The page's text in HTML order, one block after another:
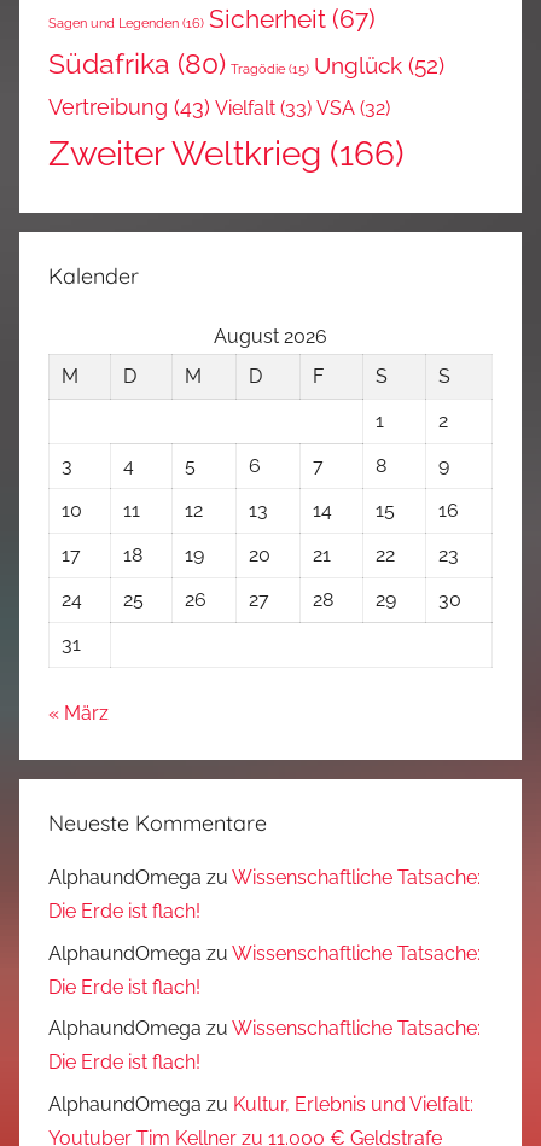
Sagen und Legenden (16) Sicherheit (67)
Südafrika (80) Tragödie (15) Unglück (52)
Vertreibung (43) Vielfalt (33) VSA (32)
Zweiter Weltkrieg (166)
Kalender
August 2026
M
D M D F S
S
1
2
3
4 5 6 7 8
9
10
11 12 13 14 15
16
17
18 19 20 21 22
23
24
25 26 27 28 29
30
31
« März
Neueste Kommentare
AlphaundOmega zu Wissenschaftliche Tatsache:
Die Erde ist flach!
AlphaundOmega zu Wissenschaftliche Tatsache:
Die Erde ist flach!
AlphaundOmega zu Wissenschaftliche Tatsache:
Die Erde ist flach!
AlphaundOmega zu Kultur, Erlebnis und Vielfalt:
Youtuber Tim Kellner zu 11.000 € Geldstrafe